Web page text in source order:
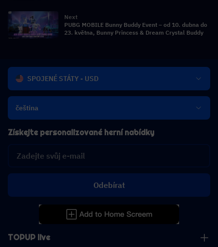
Next
PUBG MOBILE Bunny Buddy Event – od 10. dubna do
23. května, Bunny Princess & Dream Crystal Buddy
SPOJENÉ STÁTY - USD
čeština
TOPUP live
Získejte personalizované herní nabídky
Odebírat